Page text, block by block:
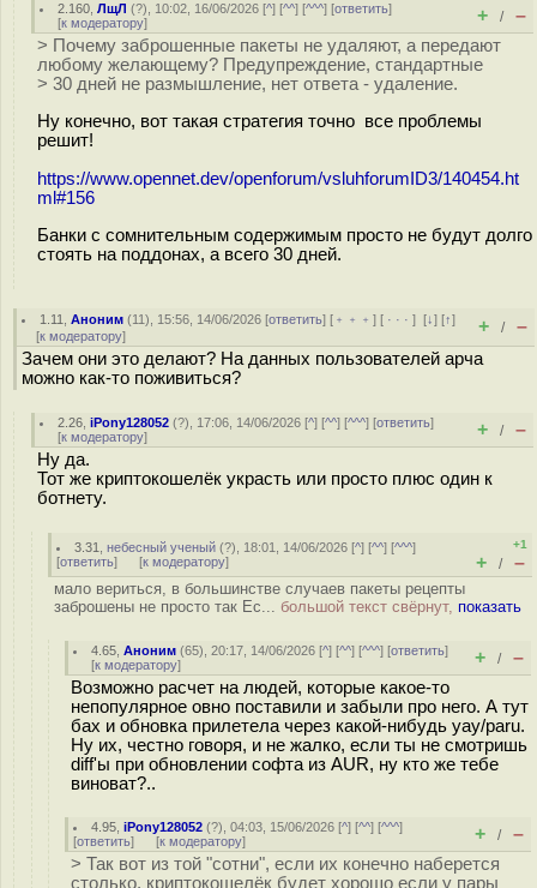
2.160 ,ЛщЛ (?), 10:02, 16/06/2026 [^] [^^] [^^^] [ответить]
[к модератору] + / –
> Почему заброшенные пакеты не удаляют, а передают
любому желающему? Предупреждение, стандартные
> 30 дней не размышление, нет ответа - удаление.
Ну конечно, вот такая стратегия точно все проблемы
решит!
https://www.opennet.dev/openforum/vsluhforumID3/140454.ht
ml#156
Банки с сомнительным содержимым просто не будут долго
стоять на поддонах, а всего 30 дней.
1.11 ,Аноним (11), 15:56, 14/06/2026 [ответить] [ ﹢﹢﹢] [ · · ·][↓] [↑]
[к модератору] + / –
Зачем они это делают? На данных пользователей арча
можно как-то поживиться?
2.26 ,iPony128052 (?), 17:06, 14/06/2026 [^] [^^] [^^^] [ответить]
[к модератору] + / –
Ну да.
Тот же криптокошелёк украсть или просто плюс один к
ботнету.
3.31 ,небесный ученый (?), 18:01, 14/06/2026 [^] [^^] [^^^]
[ответить] [к модератору]
+1
+ / –
мало вериться, в большинстве случаев пакеты рецепты
заброшены не просто так Ес... большой текст свёрнут, показать
4.65 ,Аноним (65), 20:17, 14/06/2026 [^] [^^] [^^^] [ответить]
[к модератору] + / –
Возможно расчет на людей, которые какое-то
непопулярное овно поставили и забыли про него. А тут
бах и обновка прилетела через какой-нибудь yay/paru.
Ну их, честно говоря, и не жалко, если ты не смотришь
diff'ы при обновлении софта из AUR, ну кто же тебе
виноват?..
4.95 ,iPony128052 (?), 04:03, 15/06/2026 [^] [^^] [^^^]
[ответить] [к модератору] + / –
> Так вот из той "сотни", если их конечно наберется
столько, криптокошелёк будет хорошо если у пары